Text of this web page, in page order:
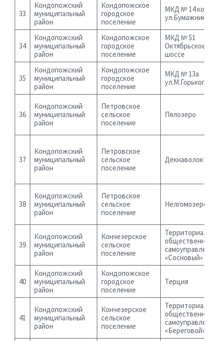
33
Кондопожский
муниципальный
район
Кондопожское
городское
поселение
МКД № 14 корп. 4
ул.Бумажников
34
Кондопожский
муниципальный
район
Кондопожское
городское
поселение
МКД № 51
Октябрьское
шоссе
35
Кондопожский
муниципальный
район
Кондопожское
городское
поселение
МКД № 13а
ул.М.Горького
36
Кондопожский
муниципальный
район
Петровское
сельское
поселение
Пялозеро
37
Кондопожский
муниципальный
район
Петровское
сельское
поселение
Декнаволок
38
Кондопожский
муниципальный
район
Петровское
сельское
поселение
Нелгомозеро
39
Кондопожский
муниципальный
район
Кончезерское
сельское
поселение
общественное
самоуправление
«Сосновый»
40
Кондопожский
муниципальный
район
Кондопожское
городское
поселение
Терция
41
Кондопожский
муниципальный
район
Кончезерское
сельское
поселение
общественное
самоуправление
«Береговой»